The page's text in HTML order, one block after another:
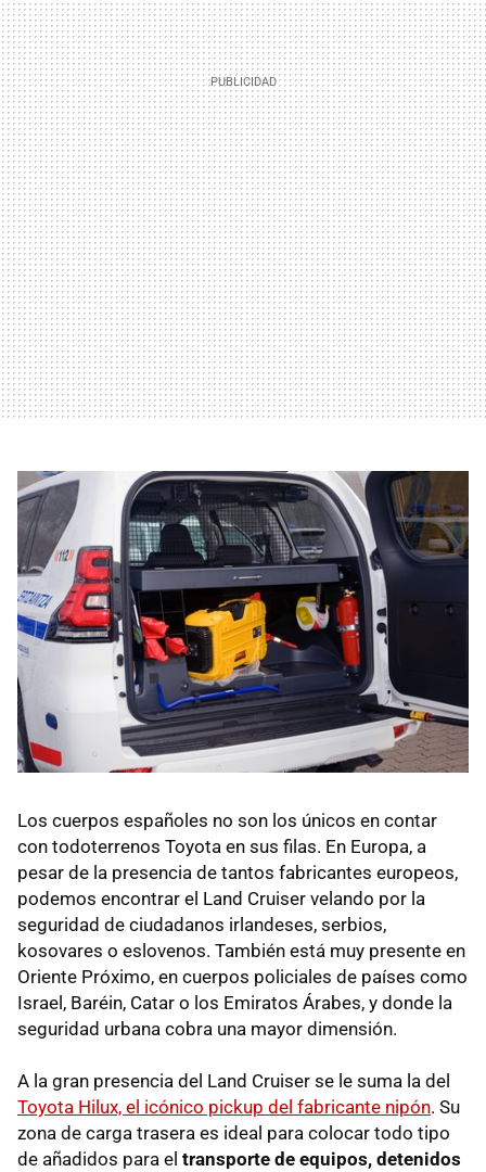
Los cuerpos españoles no son los únicos en contar
con todoterrenos Toyota en sus filas. En Europa, a
pesar de la presencia de tantos fabricantes europeos,
podemos encontrar el Land Cruiser velando por la
seguridad de ciudadanos irlandeses, serbios,
kosovares o eslovenos. También está muy presente en
Oriente Próximo, en cuerpos policiales de países como
Israel, Baréin, Catar o los Emiratos Árabes, y donde la
seguridad urbana cobra una mayor dimensión.
A la gran presencia del Land Cruiser se le suma la del
Toyota Hilux, el icónico pickup del fabricante nipón. Su
zona de carga trasera es ideal para colocar todo tipo
de añadidos para el transporte de equipos, detenidos